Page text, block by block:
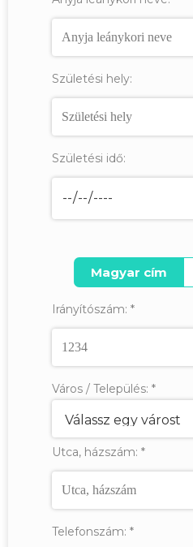
Születési hely:
Születési idő:
Magyar cím
Irányítószám: *
Város / Település: *
Utca, házszám: *
Telefonszám: *